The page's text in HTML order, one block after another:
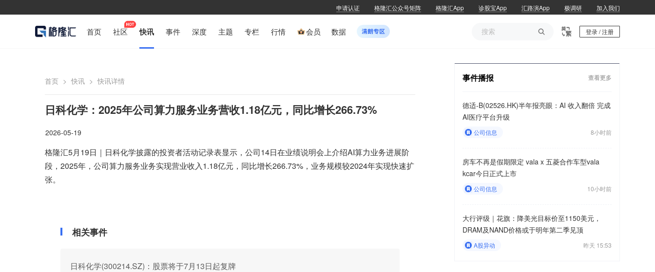
申请认证 格隆汇公众号矩阵 格隆汇App 诊股宝App 汇路演App 极调研 加入我们
首页 社区 快讯 事件 深度 主题 专栏 行情 会员 数据  登录 / 注册
首页 > 快讯 > 快讯详情
日科化学：2025年公司算力服务业务营收1.18亿元，同比增长266.73%
2026-05-19
格隆汇5月19日｜日科化学披露的投资者活动记录表显示，公司14日在业绩说明会上介绍AI算力业务进展阶
段，2025年，公司算力服务业务实现营业收入1.18亿元，同比增长266.73%，业务规模较2024年实现快速扩
张。
相关事件
日科化学(300214.SZ)：股票将于7月13日起复牌
事件播报 查看更多
德适-B(02526.HK)半年报亮眼：AI 收入翻倍 完成
AI医疗平台升级
公司信息 8小时前
房车不再是假期限定 vala x 五菱合作车型vala
kcar今日正式上市
公司信息 10小时前
大行评级｜花旗：降美光目标价至1150美元，
DRAM及NAND价格或于明年第二季见顶
A股异动 昨天 15:53